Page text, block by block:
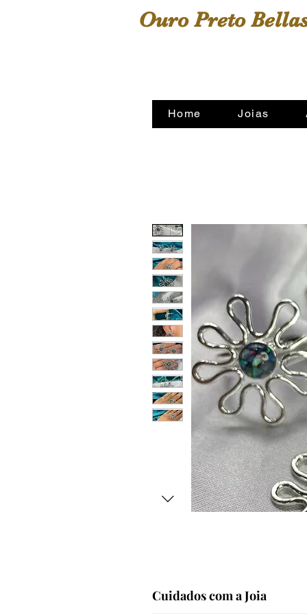
Ouro Preto
Home Joias
Cuidados com a Joia